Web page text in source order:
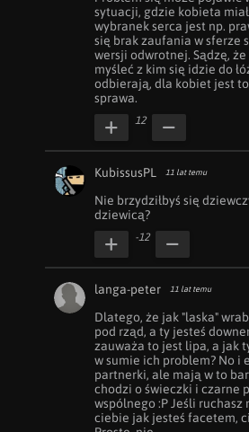
sytuacji, gdzie kobieta
wybranek serca jest np.
się brak zaufania w sferze
wersji odwrotnej. Sądzę,
myśleć z kim się idzie do
odbierają, dla kobiet jest
sprawa.
12
KubissusPL 11 lat temu
Nie brzydziłbyś się
dziewicą?
-12
langa-peter 11 lat temu
Dlatego, że jak "laska"
pod rząd, a ty jesteś
zauważa to jest lipa, a jak
w sumie ich problem? No i
partnerki, ale mają w to
chodzi o świeczki i czarne
wspólnego :P Jeśli
ciebie jak jesteś facetem,